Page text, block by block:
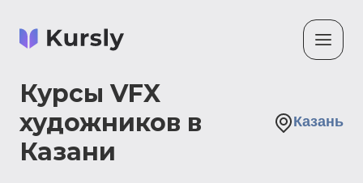
Курсы VFX
художников в
Казани
Казань